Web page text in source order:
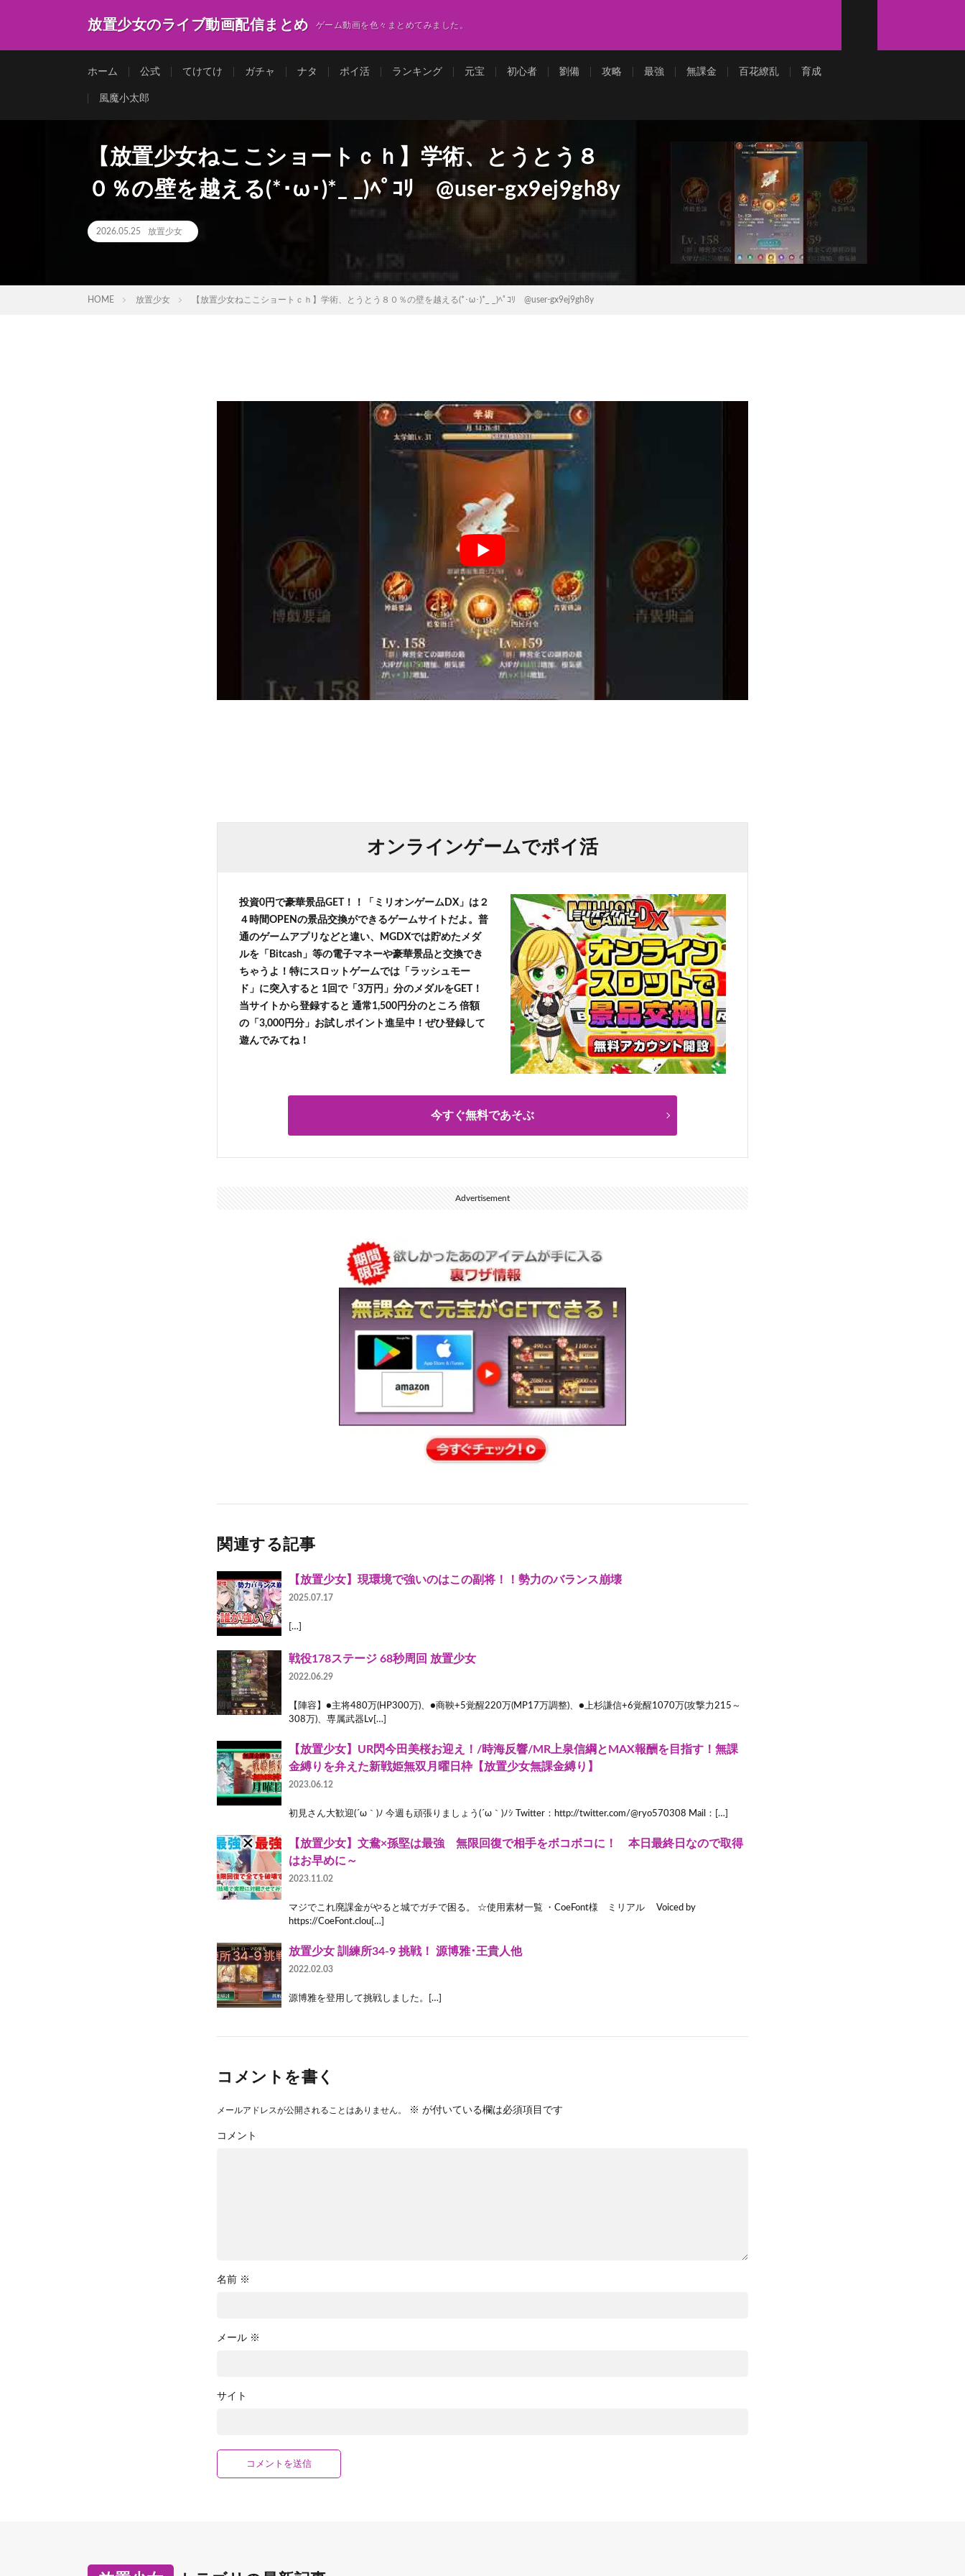
放置少女のライブ動画配信まとめ ゲーム動画を色々まとめてみました。
ホーム 公式 てけてけ ガチャ ナタ ポイ活 ランキング 元宝 初心者 劉備 攻略 最強 無課金 百花繚乱 育成
風魔小太郎
【放置少女ねここショートｃｈ】学術、とうとう８
０％の壁を越える(*･ω･)*_ _)ﾍﾟｺﾘ @user-gx9ej9gh8y
2026.05.25 放置少女
HOME 放置少女 【放置少女ねここショートｃｈ】学術、とうとう８０％の壁を越える(*･ω･)*_ _)ﾍﾟｺﾘ @user-gx9ej9gh8y
オンラインゲームでポイ活
投資0円で豪華景品GET！！「ミリオンゲームDX」は２
４時間OPENの景品交換ができるゲームサイトだよ。普
通のゲームアプリなどと違い、MGDXでは貯めたメダ
ルを「Bitcash」等の電子マネーや豪華景品と交換でき
ちゃうよ！特にスロットゲームでは「ラッシュモー
ド」に突入すると 1回で「3万円」分のメダルをGET！
当サイトから登録すると 通常1,500円分のところ 倍額
の「3,000円分」お試しポイント進呈中！ぜひ登録して
遊んでみてね！
今すぐ無料であそぶ
Advertisement
関連する記事
【放置少女】現環境で強いのはこの副将！！勢力のバランス崩壊
2025.07.17
[…]
戦役178ステージ 68秒周回 放置少女
2022.06.29
【陣容】●主将480万(HP300万)、●商鞅+5覚醒220万(MP17万調整)、●上杉謙信+6覚醒1070万(攻撃力215～
308万)、専属武器Lv[…]
【放置少女】UR閃今田美桜お迎え！/時海反響/MR上泉信綱とMAX報酬を目指す！無課
金縛りを弁えた新戦姫無双月曜日枠【放置少女無課金縛り】
2023.06.12
初見さん大歓迎(´ω｀)ﾉ 今週も頑張りましょう(´ω｀)ﾉｼ Twitter：http://twitter.com/@ryo570308 Mail：[…]
【放置少女】文鴦×孫堅は最強 無限回復で相手をボコボコに！ 本日最終日なので取得
はお早めに～
2023.11.02
マジでこれ廃課金がやると城でガチで困る。 ☆使用素材一覧 ・CoeFont様 ミリアル Voiced by
https://CoeFont.clou[…]
放置少女 訓練所34-9 挑戦！ 源博雅･王貴人他
2022.02.03
源博雅を登用して挑戦しました。[…]
コメントを書く
メールアドレスが公開されることはありません。 ※ が付いている欄は必須項目です
コメント
名前 ※
メール ※
サイト